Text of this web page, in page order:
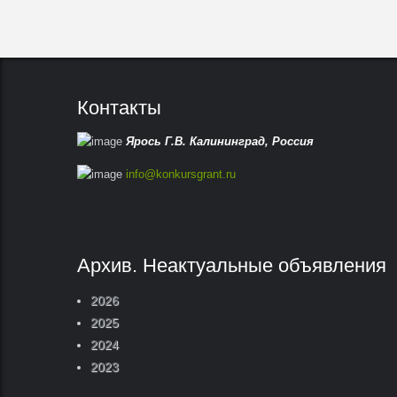
Контакты
Ярось Г.В. Калининград, Россия
info@konkursgrant.ru
Архив. Неактуальные объявления
2026
2025
2024
2023